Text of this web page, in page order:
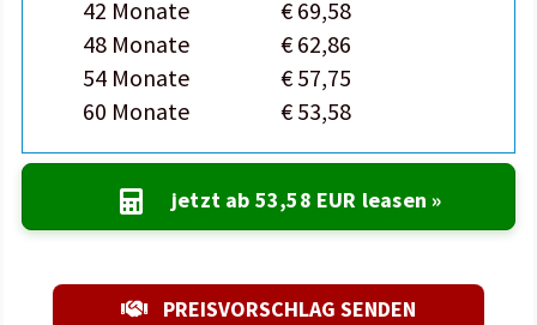
42 Monate
€ 69,58
48 Monate
€ 62,86
54 Monate
€ 57,75
60 Monate
€ 53,58
jetzt ab 53,58 EUR leasen »
PREISVORSCHLAG SENDEN